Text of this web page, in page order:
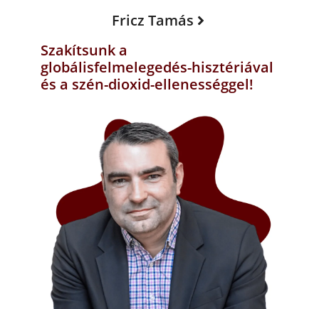
Fricz Tamás
Szakítsunk a
globálisfelmelegedés-hisztériával
és a szén-dioxid-ellenességgel!